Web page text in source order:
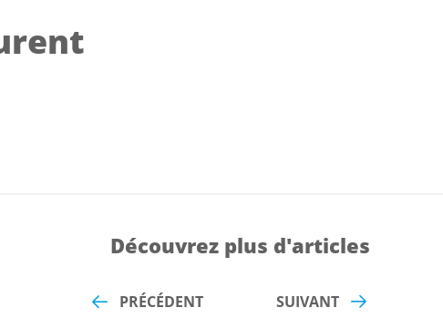
Découvrez plus d'articles
PRÉCÉDENT SUIVANT